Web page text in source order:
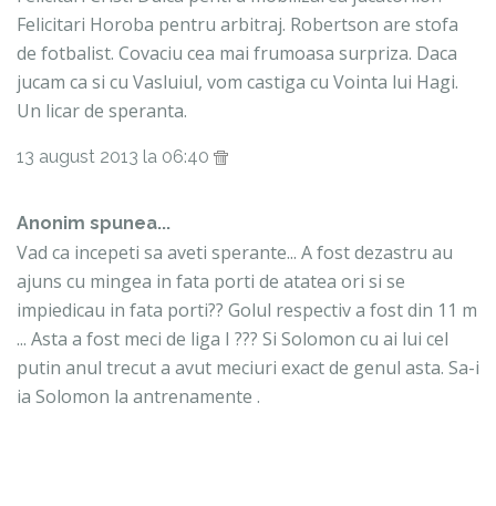
Felicitari Horoba pentru arbitraj. Robertson are stofa
de fotbalist. Covaciu cea mai frumoasa surpriza. Daca
jucam ca si cu Vasluiul, vom castiga cu Vointa lui Hagi.
Un licar de speranta.
13 august 2013 la 06:40
Anonim spunea...
Vad ca incepeti sa aveti sperante... A fost dezastru au
ajuns cu mingea in fata porti de atatea ori si se
impiedicau in fata porti?? Golul respectiv a fost din 11 m
... Asta a fost meci de liga I ??? Si Solomon cu ai lui cel
putin anul trecut a avut meciuri exact de genul asta. Sa-i
ia Solomon la antrenamente .